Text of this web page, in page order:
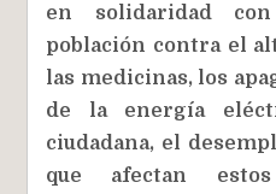
en solidaridad
población contra el
las medicinas, los
de la energía
ciudadana, el
que afectan